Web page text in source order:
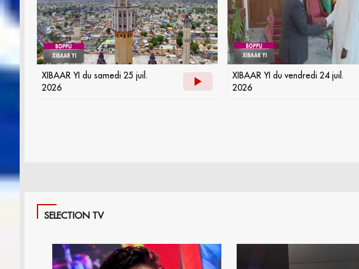
XIBAAR YI du samedi 25 juil.
2026
XIBAAR YI du vendredi 24 juil.
2026
SELECTION TV